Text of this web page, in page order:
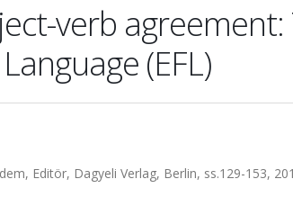
verb agreement:
(EFL)
Editör, Dagyeli Verlag, Berlin, ss.129-153,